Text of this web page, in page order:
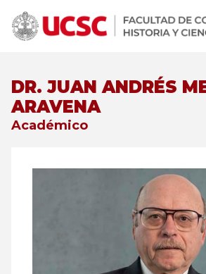
DR. JUAN ANDRÉS
ARAVENA
Académico